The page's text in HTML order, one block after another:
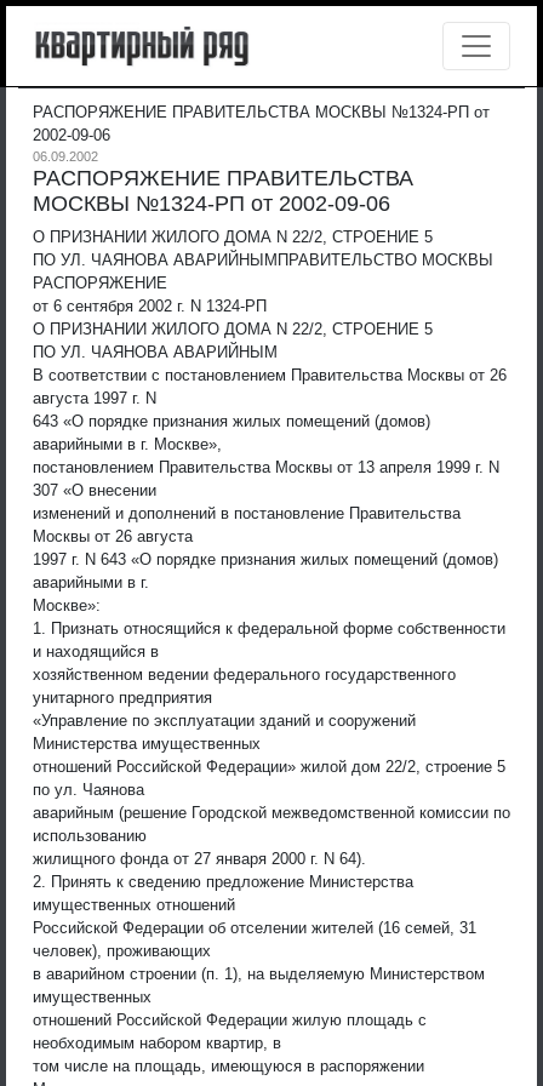
РАСПОРЯЖЕНИЕ ПРАВИТЕЛЬСТВА МОСКВЫ №1324-РП от
2002-09-06
06.09.2002
РАСПОРЯЖЕНИЕ ПРАВИТЕЛЬСТВА
МОСКВЫ №1324-РП от 2002-09-06
О ПРИЗНАНИИ ЖИЛОГО ДОМА N 22/2, СТРОЕНИЕ 5
ПО УЛ. ЧАЯНОВА АВАРИЙНЫМПРАВИТЕЛЬСТВО МОСКВЫ
РАСПОРЯЖЕНИЕ
от 6 сентября 2002 г. N 1324-РП
О ПРИЗНАНИИ ЖИЛОГО ДОМА N 22/2, СТРОЕНИЕ 5
ПО УЛ. ЧАЯНОВА АВАРИЙНЫМ
В соответствии с постановлением Правительства Москвы от 26
августа 1997 г. N
643 «О порядке признания жилых помещений (домов)
аварийными в г. Москве»,
постановлением Правительства Москвы от 13 апреля 1999 г. N
307 «О внесении
изменений и дополнений в постановление Правительства
Москвы от 26 августа
1997 г. N 643 «О порядке признания жилых помещений (домов)
аварийными в г.
Москве»:
1. Признать относящийся к федеральной форме собственности
и находящийся в
хозяйственном ведении федерального государственного
унитарного предприятия
«Управление по эксплуатации зданий и сооружений
Министерства имущественных
отношений Российской Федерации» жилой дом 22/2, строение 5
по ул. Чаянова
аварийным (решение Городской межведомственной комиссии по
использованию
жилищного фонда от 27 января 2000 г. N 64).
2. Принять к сведению предложение Министерства
имущественных отношений
Российской Федерации об отселении жителей (16 семей, 31
человек), проживающих
в аварийном строении (п. 1), на выделяемую Министерством
имущественных
отношений Российской Федерации жилую площадь с
необходимым набором квартир, в
том числе на площадь, имеющуюся в распоряжении